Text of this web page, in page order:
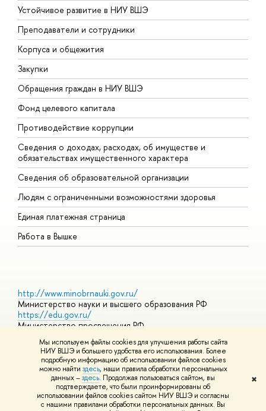
Мы используем файлы cookies для улучшения работы сайта
НИУ ВШЭ и большего удобства его использования. Более
подробную информацию об использовании файлов cookies
можно найти здесь, наши правила обработки персональных
данных –здесь. Продолжая пользоваться сайтом, вы
подтверждаете, что были проинформированы об
использовании файлов cookies сайтом НИУ ВШЭ и согласны
с нашими правилами обработки персональных данных. Вы
✖
Устойчивое развитие в НИУ ВШЭ
Преподаватели и сотрудники
Корпуса и общежития
Закупки
Обращения граждан в НИУ ВШЭ
Фонд целевого капитала
Противодействие коррупции
Сведения о доходах, расходах, об имуществе и
обязательствах имущественного характера
Сведения об образовательной организации
Людям с ограниченными возможностями здоровья
Единая платежная страница
Работа в Вышке
http://www.minobrnauki.gov.ru/
Министерство науки и высшего образования РФ
https://edu.gov.ru/
Министерство просвещения РФ
https://elearning.hse.ru/mooc
Массовые открытые онлайн-курсы
© НИУ ВШЭ 1993–2026 Адреса и контактыУсловия
использования материалов Политика конфиденциальности